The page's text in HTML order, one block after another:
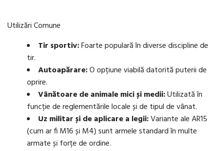
Utilizări Comune
Tir sportiv:Foarte populară în diverse discipline de
tir.
Autoapărare:O opțiune viabilă datorită puterii de
oprire.
Vânătoare de animale mici și medii:Utilizată în
funcție de reglementările locale și de tipul de vânat.
Uz militar și de aplicare a legii:Variante ale AR15
(cum ar fi M16 și M4) sunt armele standard în multe
armate și forțe de ordine.